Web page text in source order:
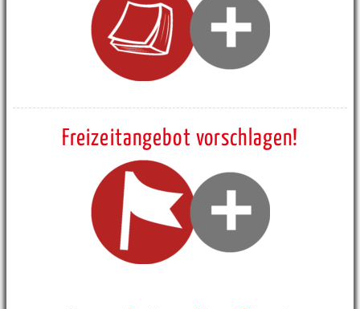
Freizeitangebot vorschlagen!